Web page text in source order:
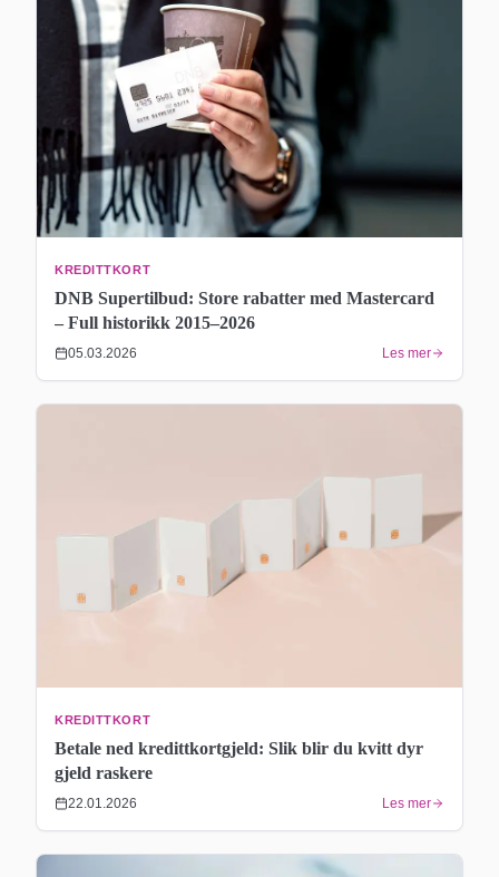
KREDITTKORT
DNB Supertilbud: Store rabatter med Mastercard
– Full historikk 2015–2026
05.03.2026 Les mer
KREDITTKORT
Betale ned kredittkortgjeld: Slik blir du kvitt dyr
gjeld raskere
22.01.2026 Les mer